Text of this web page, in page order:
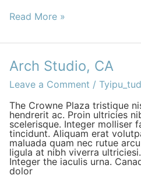
Read More »
Arch Studio, CA
Leave a Comment /
The Crowne Plaza tristique
hendrerit ac. Proin ultricies
scelerisque. Integer molliser
tincidunt. Aliquam erat
maluada quam nec rutue
ligula at nibh viverra
Integer the iaculis urna.
dolor
Arch
Studio,
CA